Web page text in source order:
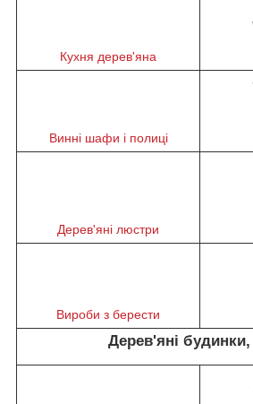
Кухня дерев'яна
Винні шафи і полиці
Дерев'яні люстри
Вироби з берести
Дерев'яні будинки,